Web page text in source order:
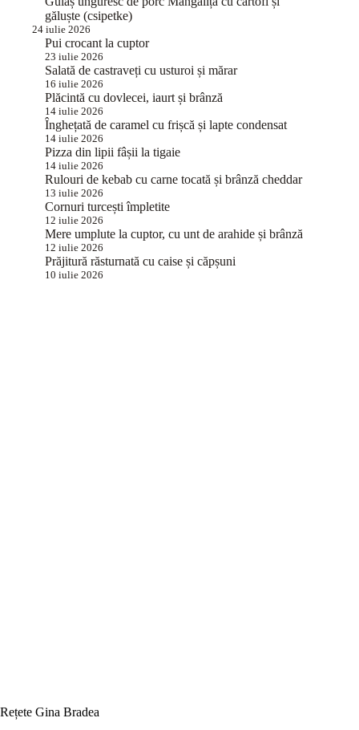
găluște (csipetke)
24 iulie 2026
Pui crocant la cuptor
23 iulie 2026
Salată de castraveți cu usturoi și mărar
16 iulie 2026
Plăcintă cu dovlecei, iaurt și brânză
14 iulie 2026
Înghețată de caramel cu frișcă și lapte condensat
14 iulie 2026
Pizza din lipii fâșii la tigaie
14 iulie 2026
Rulouri de kebab cu carne tocată și brânză cheddar
13 iulie 2026
Cornuri turcești împletite
12 iulie 2026
Mere umplute la cuptor, cu unt de arahide și brânză
12 iulie 2026
Prăjitură răsturnată cu caise și căpșuni
10 iulie 2026
Rețete Gina Bradea